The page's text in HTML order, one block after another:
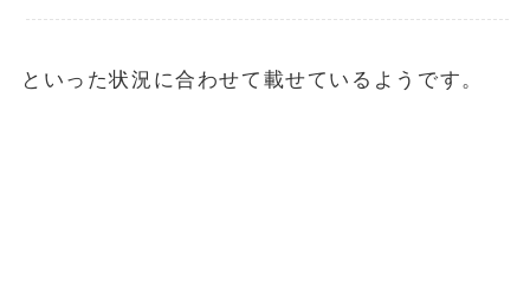
といった状況に合わせて載せているようです。